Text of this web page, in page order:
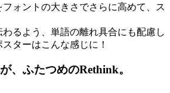
フォントの大きさでさらに高めて、ス
るよう、単語の離れ具合にも配慮し
ターはこんな感じに！
、ふたつめのRethink。